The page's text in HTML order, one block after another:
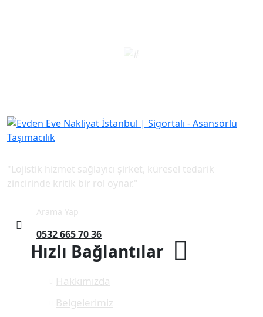
"Lojistik hizmet sağlayıcı şirket, küresel tedarik
zincirinde kritik bir rol oynar."
Arama Yap
0532 665 70 36
Hızlı Bağlantılar
Hakkımızda
Belgelerimiz